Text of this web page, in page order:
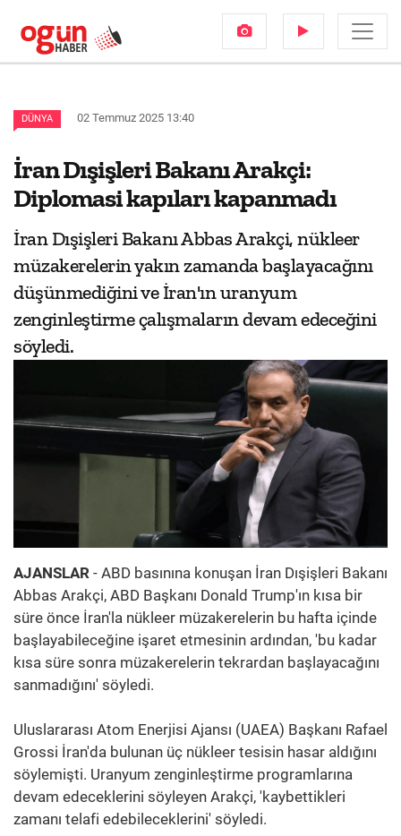
DÜNYA 02 Temmuz 2025 13:40
İran Dışişleri Bakanı Arakçi:
Diplomasi kapıları kapanmadı
İran Dışişleri Bakanı Abbas Arakçi, nükleer
müzakerelerin yakın zamanda başlayacağını
düşünmediğini ve İran'ın uranyum
zenginleştirme çalışmaların devam edeceğini
söyledi.
AJANSLAR - ABD basınına konuşan İran Dışişleri Bakanı
Abbas Arakçi, ABD Başkanı Donald Trump'ın kısa bir
süre önce İran'la nükleer müzakerelerin bu hafta içinde
başlayabileceğine işaret etmesinin ardından, 'bu kadar
kısa süre sonra müzakerelerin tekrardan başlayacağını
sanmadığını' söyledi.
Uluslararası Atom Enerjisi Ajansı (UAEA) Başkanı Rafael
Grossi İran'da bulunan üç nükleer tesisin hasar aldığını
söylemişti. Uranyum zenginleştirme programlarına
devam edeceklerini söyleyen Arakçi, 'kaybettikleri
zamanı telafi edebileceklerini' söyledi.